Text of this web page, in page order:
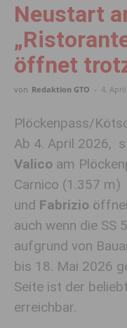
Neustart
öffnet
von Redaktion GTO - 4.
Plöckenpass/
Ab 4. April 2026,
Valico am
Carnico (1.357 m)
und Fabrizio
auch wenn die SS
aufgrund von
bis 18. Mai 2026
Seite ist der
erreichbar.